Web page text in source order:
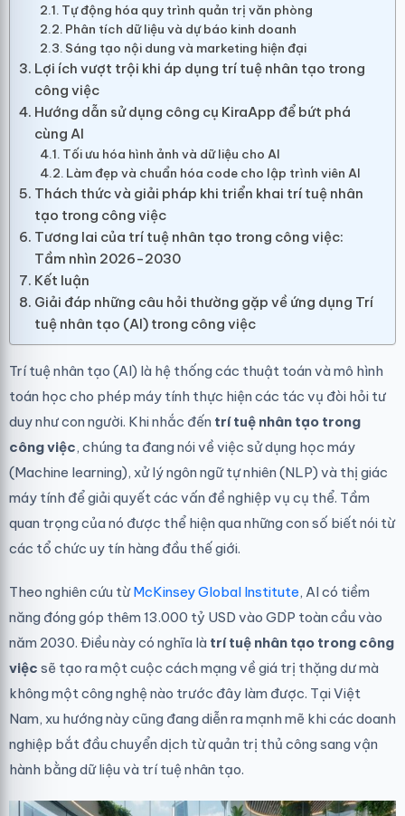
Tự động hóa quy trình quản trị văn phòng
Phân tích dữ liệu và dự báo kinh doanh
Sáng tạo nội dung và marketing hiện đại
Lợi ích vượt trội khi áp dụng trí tuệ nhân tạo trong
công việc
Hướng dẫn sử dụng công cụ KiraApp để bứt phá
cùng AI
Tối ưu hóa hình ảnh và dữ liệu cho AI
Làm đẹp và chuẩn hóa code cho lập trình viên AI
Thách thức và giải pháp khi triển khai trí tuệ nhân
tạo trong công việc
Tương lai của trí tuệ nhân tạo trong công việc:
Tầm nhìn 2026-2030
Kết luận
Giải đáp những câu hỏi thường gặp về ứng dụng Trí
tuệ nhân tạo (AI) trong công việc
Trí tuệ nhân tạo (AI) là hệ thống các thuật toán và mô hình
toán học cho phép máy tính thực hiện các tác vụ đòi hỏi tư
duy như con người. Khi nhắc đến trí tuệ nhân tạo trong
công việc, chúng ta đang nói về việc sử dụng học máy
(Machine learning), xử lý ngôn ngữ tự nhiên (NLP) và thị giác
máy tính để giải quyết các vấn đề nghiệp vụ cụ thể. Tầm
quan trọng của nó được thể hiện qua những con số biết nói từ
các tổ chức uy tín hàng đầu thế giới.
Theo nghiên cứu từMcKinsey Global Institute, AI có tiềm
năng đóng góp thêm 13.000 tỷ USD vào GDP toàn cầu vào
năm 2030. Điều này có nghĩa là trí tuệ nhân tạo trong công
việc sẽ tạo ra một cuộc cách mạng về giá trị thặng dư mà
không một công nghệ nào trước đây làm được. Tại Việt
Nam, xu hướng này cũng đang diễn ra mạnh mẽ khi các doanh
nghiệp bắt đầu chuyển dịch từ quản trị thủ công sang vận
hành bằng dữ liệu và trí tuệ nhân tạo.